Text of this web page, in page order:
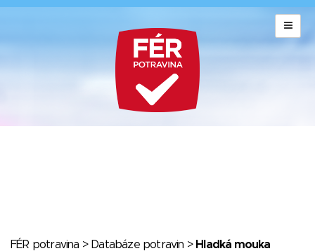
FÉR potravina > Databáze potravin > Hladká mouka